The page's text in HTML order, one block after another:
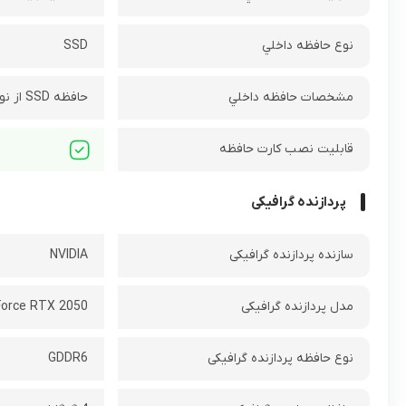
نوع حافظه داخلي SSD
مشخصات حافظه داخلي حافظه SSD‌ از نوع M.2
قابلیت نصب کارت حافظه
پردازنده گرافیکی
سازنده پردازنده گرافیکی NVIDIA
مدل پردازنده گرافیکی RTX 2050
نوع حافظه پردازنده گرافیکی GDDR6